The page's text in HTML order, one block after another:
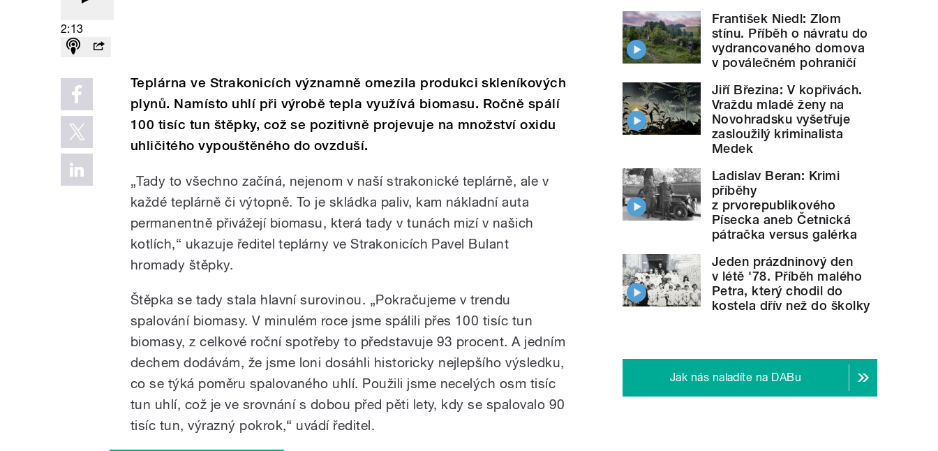
2:13
Teplárna ve Strakonicích významně omezila produkci skleníkových
plynů. Namísto uhlí při výrobě tepla využívá biomasu. Ročně spálí
100 tisíc tun štěpky, což se pozitivně projevuje na množství oxidu
uhličitého vypouštěného do ovzduší.
„Tady to všechno začíná, nejenom v naší strakonické teplárně, ale v
každé teplárně či výtopně. To je skládka paliv, kam nákladní auta
permanentně přivážejí biomasu, která tady v tunách mizí v našich
kotlích,“ ukazuje ředitel teplárny ve Strakonicích Pavel Bulant
hromady štěpky.
Štěpka se tady stala hlavní surovinou. „Pokračujeme v trendu
spalování biomasy. V minulém roce jsme spálili přes 100 tisíc tun
biomasy, z celkové roční spotřeby to představuje 93 procent. A jedním
dechem dodávám, že jsme loni dosáhli historicky nejlepšího výsledku,
co se týká poměru spalovaného uhlí. Použili jsme necelých osm tisíc
tun uhlí, což je ve srovnání s dobou před pěti lety, kdy se spalovalo 90
tisíc tun, výrazný pokrok,“ uvádí ředitel.
František Niedl: Zlom
stínu. Příběh o návratu do
vydrancovaného domova
v poválečném pohraničí
Jiří Březina: V kopřivách.
Vraždu mladé ženy na
Novohradsku vyšetřuje
zasloužilý kriminalista
Medek
Ladislav Beran: Krimi
příběhy
z prvorepublikového
Písecka aneb Četnická
pátračka versus galérka
Jeden prázdninový den
v létě '78. Příběh malého
Petra, který chodil do
kostela dřív než do školky
Jak nás naladíte na DABu